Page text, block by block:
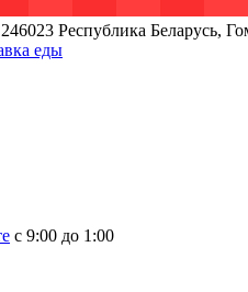
246023 Республика Беларусь,
еды
с 9:00 до 1:00